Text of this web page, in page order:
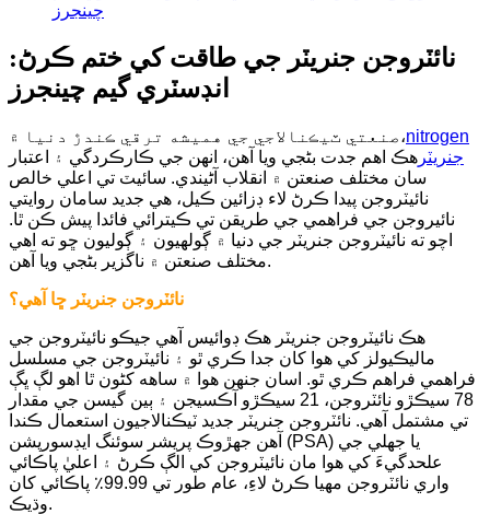
چينجرز
نائٽروجن جنريٽر جي طاقت کي ختم ڪرڻ:
انڊسٽري گيم چينجرز
صنعتي ٽيڪنالاجي جي هميشه ترقي ڪندڙ دنيا ۾،nitrogen
جنريٽر هڪ اهم جدت بڻجي ويا آهن، انهن جي ڪارڪردگي ۽ اعتبار
سان مختلف صنعتن ۾ انقلاب آڻيندي. سائيٽ تي اعلي خالص
نائيٽروجن پيدا ڪرڻ لاء ڊزائين ڪيل، ھي جديد سامان روايتي
نائيروجن جي فراهمي جي طريقن تي ڪيترائي فائدا پيش ڪن ٿا.
اچو ته نائيٽروجن جنريٽر جي دنيا ۾ ڳولهيون ۽ ڳوليون ڇو ته اهي
مختلف صنعتن ۾ ناگزير بڻجي ويا آهن.
نائٽروجن جنريٽر ڇا آهي؟
هڪ نائيٽروجن جنريٽر هڪ ڊوائيس آهي جيڪو نائيٽروجن جي
ماليڪيولز کي هوا کان جدا ڪري ٿو ۽ نائيٽروجن جي مسلسل
فراهمي فراهم ڪري ٿو. اسان جنهن هوا ۾ ساهه کڻون ٿا اهو لڳ ڀڳ
78 سيڪڙو نائٽروجن، 21 سيڪڙو آڪسيجن ۽ ٻين گيسن جي مقدار
تي مشتمل آهي. نائٽروجن جنريٽر جديد ٽيڪنالاجيون استعمال ڪندا
آهن جهڙوڪ پريشر سوئنگ ايڊسورپشن (PSA) يا جھلي جي
علحدگيءَ کي هوا مان نائيٽروجن کي الڳ ڪرڻ ۽ اعليٰ پاڪائي
واري نائٽروجن مهيا ڪرڻ لاءِ، عام طور تي 99.99٪ پاڪائي کان
وڌيڪ.